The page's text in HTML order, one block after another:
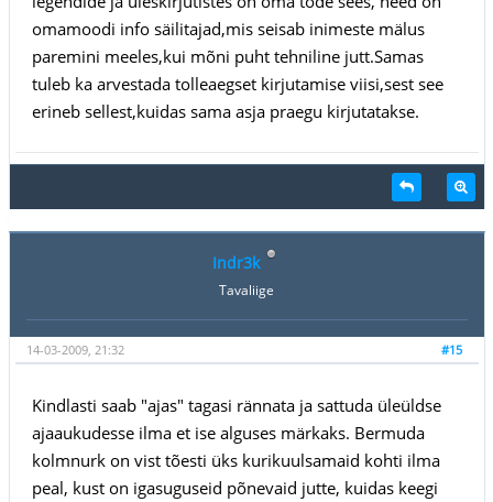
omamoodi info säilitajad,mis seisab inimeste mälus
paremini meeles,kui mõni puht tehniline jutt.Samas
tuleb ka arvestada tolleaegset kirjutamise viisi,sest see
erineb sellest,kuidas sama asja praegu kirjutatakse.
Indr3k
Tavaliige
#15
14-03-2009, 21:32
Kindlasti saab "ajas" tagasi rännata ja sattuda üleüldse
ajaaukudesse ilma et ise alguses märkaks. Bermuda
kolmnurk on vist tõesti üks kurikuulsamaid kohti ilma
peal, kust on igasuguseid põnevaid jutte, kuidas keegi